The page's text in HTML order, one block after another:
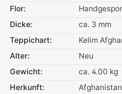
Flor:
Dicke:
ca. 3 mm
Teppichart:
Kelim
Alter:
Neu
Gewicht:
ca. 4.00 kg
Herkunft:
Afghanistan